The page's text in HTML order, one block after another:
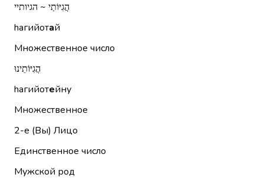
הֲגִיּוֹתַי ~ הגיותיי
hагийотай
Множественное число
הֲגִיּוֹתֵינוּ
hагийотейну
Множественное
2-е (Вы) Лицо
Единственное число
Мужской род